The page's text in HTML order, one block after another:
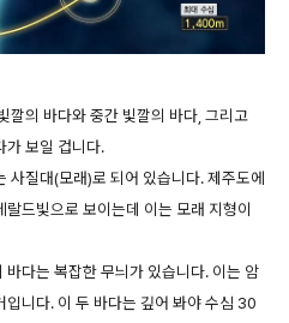
깔의 바다와 중간 빛깔의 바다, 그리고
가 보일 겁니다.
사질대(모래)로 되어 있습니다. 제주도에
드빛으로 보이는데 이는 모래 지형이
바다는 복잡한 무늬가 있습니다. 이는 암
입니다. 이 두 바다는 깊어 봐야 수심 30